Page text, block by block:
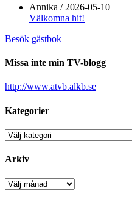
Annika / 2026-05-10
Välkomna hit!
Besök gästbok
Missa inte min TV-blogg
http://www.atvb.alkb.se
Kategorier
Kategorier
Arkiv
Arkiv